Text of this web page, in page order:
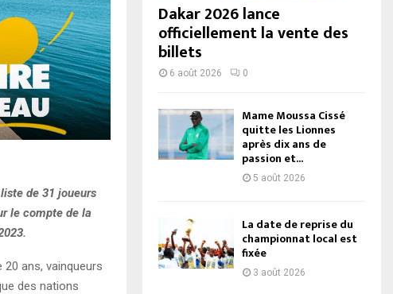
de 31 joueurs
le compte de la
ans, vainqueurs
des nations
Dakar 2026 lance
officiellement la vente des
billets
6 août 2026 0
Mame Moussa Cissé
quitte les Lionnes
après dix ans de
passion et...
5 août 2026
La date de reprise du
championnat local est
fixée
3 août 2026